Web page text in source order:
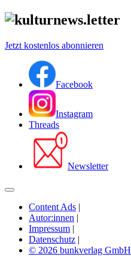
Jetzt kostenlos abonnieren
Facebook
Instagram
Threads
Newsletter
Content Ads |
Autor:innen |
Impressum |
Datenschutz |
© 2026 bunkverlag GmbH